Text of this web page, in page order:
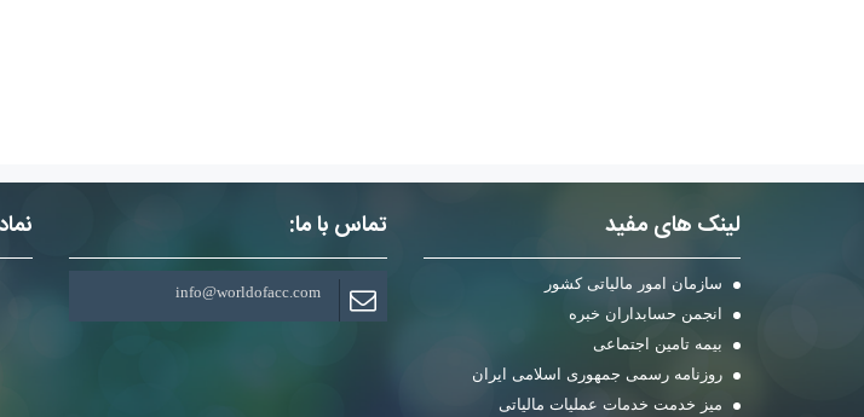
لینک های مفید
سازمان امور مالیاتی کشور
انجمن حسابداران خبره
بیمه تامین اجتماعی
روزنامه رسمی جمهوری اسلامی ایران
میز خدمت خدمات عملیات مالیاتی
تماس با ما:
info@worldofacc.com